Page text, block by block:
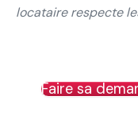
locataire respecte
Faire sa